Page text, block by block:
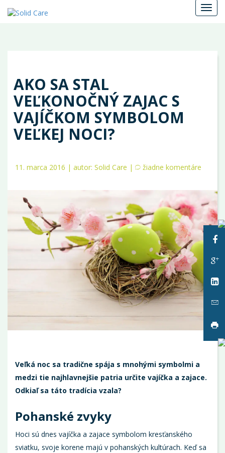
Menu
AKO SA STAL
VEĽKONOČNÝ ZAJAC S
VAJÍČKOM SYMBOLOM
VEĽKEJ NOCI?
11. marca 2016 | autor: Solid Care | žiadne komentáre
Veľká noc sa tradične spája s mnohými symbolmi a
medzi tie najhlavnejšie patria určite vajíčka a zajace.
Odkiaľ sa táto tradícia vzala?
Pohanské zvyky
Hoci sú dnes vajíčka a zajace symbolom kresťanského
sviatku, svoje korene majú v pohanských kultúrach. Keď sa